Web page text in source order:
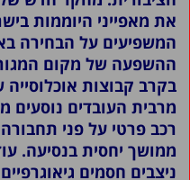
את מאפייני היוממות
המשפיעים על הבחירה
ההשפעה של מקום
בקרב קבוצות אוכלוסייה
מרבית העובדים נוסעים
רכב פרטי על פני
ממושך יחסית בנסיעה.
ניצבים חסמים